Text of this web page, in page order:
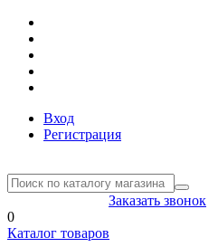
Вход
Регистрация
Заказать звонок
0
Каталог товаров